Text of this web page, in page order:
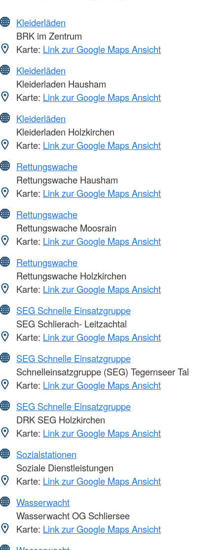
Kleiderläden
BRK im Zentrum
Karte: Link zur Google Maps Ansicht
Kleiderläden
Kleiderladen Hausham
Karte: Link zur Google Maps Ansicht
Kleiderläden
Kleiderladen Holzkirchen
Karte: Link zur Google Maps Ansicht
Rettungswache
Rettungswache Hausham
Karte: Link zur Google Maps Ansicht
Rettungswache
Rettungswache Moosrain
Karte: Link zur Google Maps Ansicht
Rettungswache
Rettungswache Holzkirchen
Karte: Link zur Google Maps Ansicht
SEG Schnelle Einsatzgruppe
SEG Schlierach- Leitzachtal
Karte: Link zur Google Maps Ansicht
SEG Schnelle Einsatzgruppe
Schnelleinsatzgruppe (SEG) Tegernseer Tal
Karte: Link zur Google Maps Ansicht
SEG Schnelle Einsatzgruppe
DRK SEG Holzkirchen
Karte: Link zur Google Maps Ansicht
Sozialstationen
Soziale Dienstleistungen
Karte: Link zur Google Maps Ansicht
Wasserwacht
Wasserwacht OG Schliersee
Karte: Link zur Google Maps Ansicht